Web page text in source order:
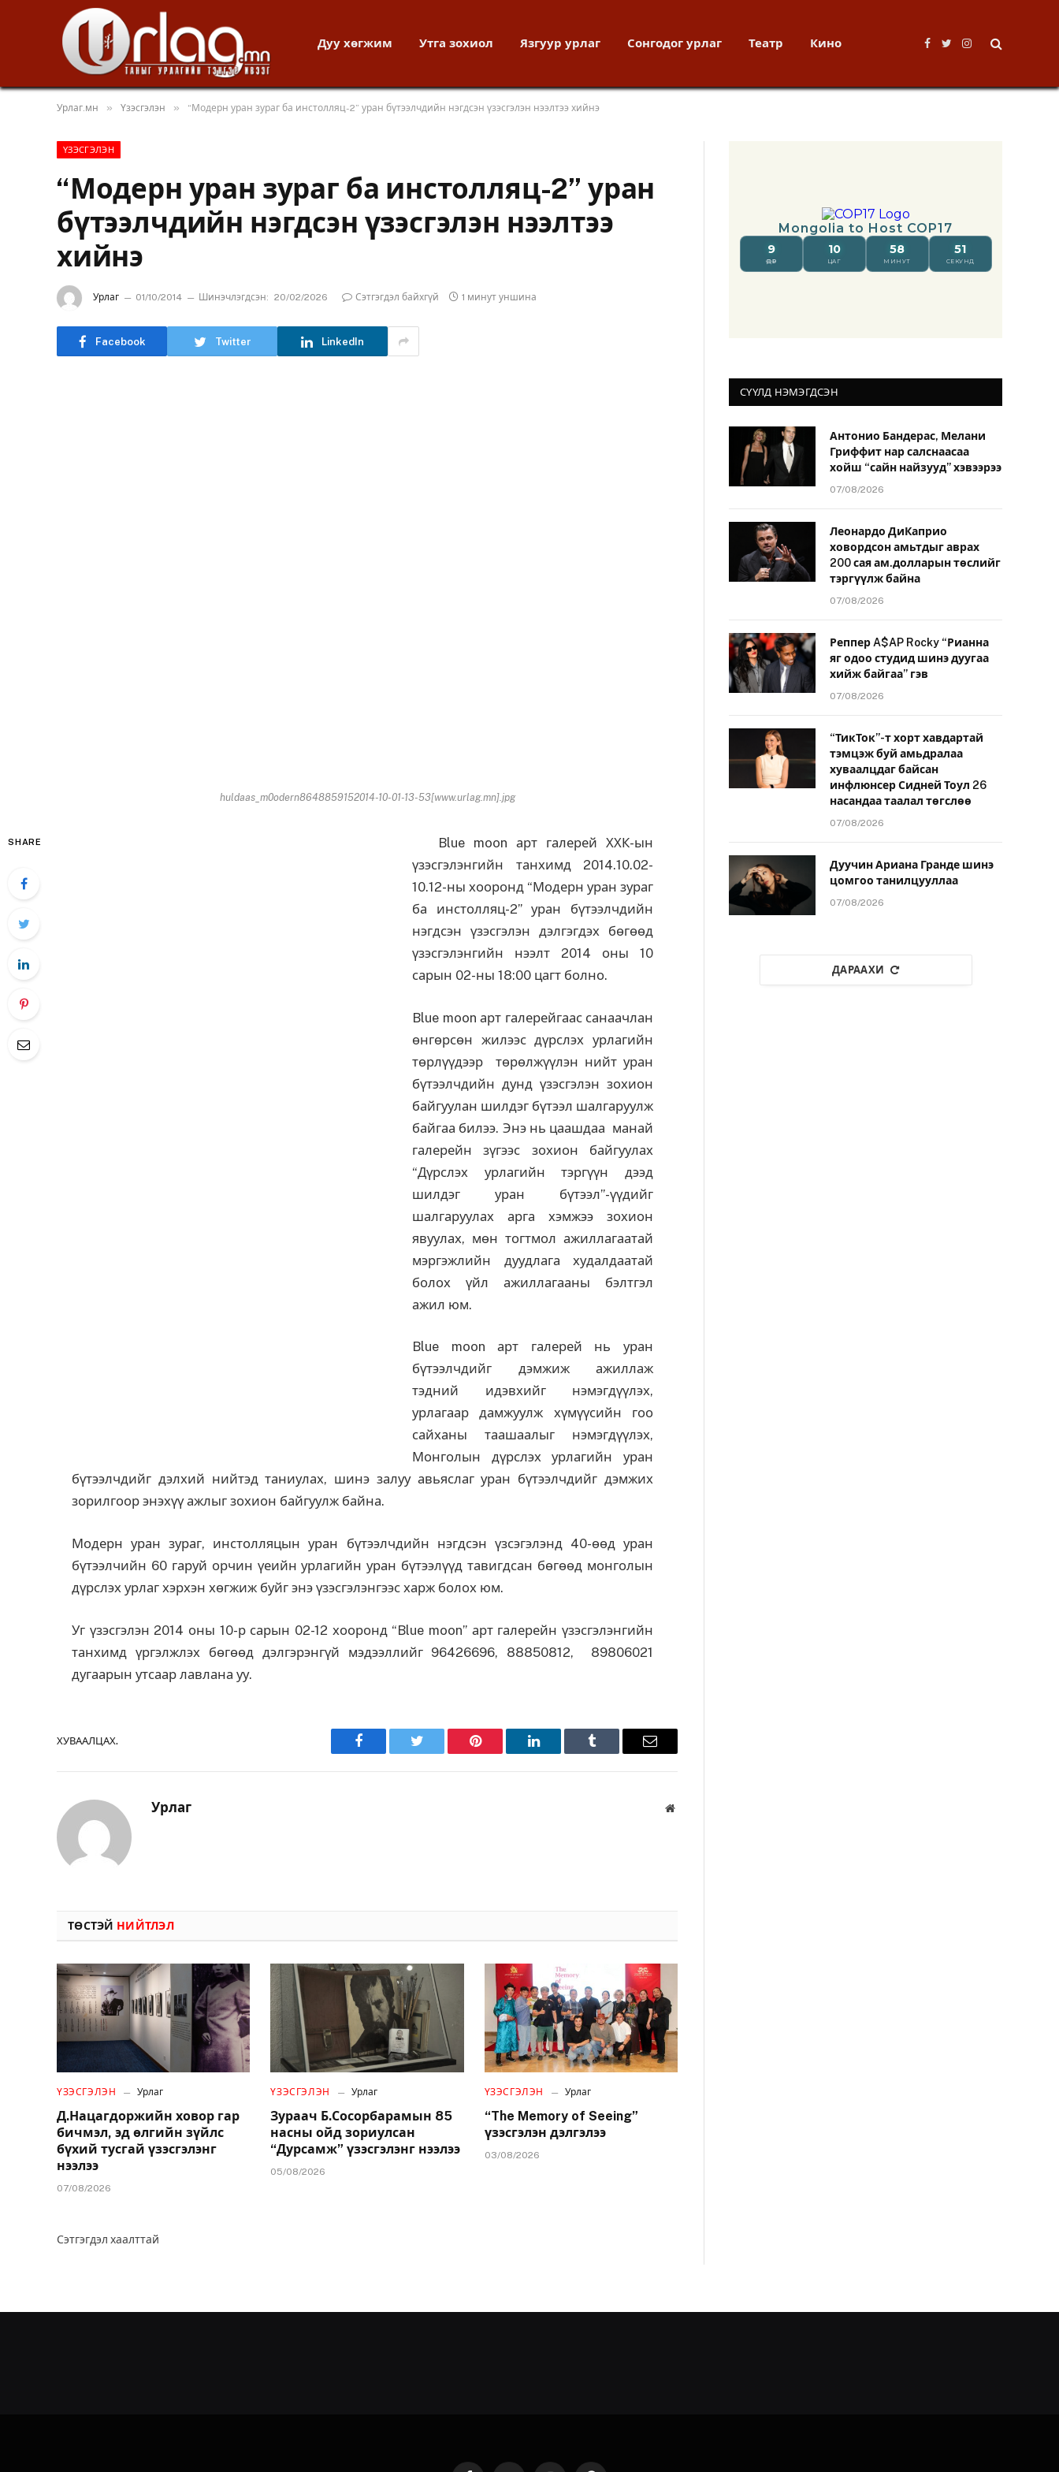
Дуу хөгжим Утга зохиол Язгуур урлаг Сонгодог урлаг Театр Кино
Facebook
TwitterInstagram
Урлаг.мн » Үзэсгэлэн » “Модерн уран зураг ба инстолляц-2” уран бүтээлчдийн нэгдсэн үзэсгэлэн нээлтээ хийнэ
ҮЗЭСГЭЛЭН
“Модерн уран зураг ба инстолляц-2” уран
бүтээлчдийн нэгдсэн үзэсгэлэн нээлтээ
хийнэ
Урлаг 01/10/2014 Шинэчлэгдсэн: 20/02/2026 Сэтгэгдэл байхгүй 1 минут уншина
Facebook Twitter LinkedIn
huldaas_m0odern8648859152014-10-01-13-53[www.urlag.mn].jpg
SHARE
Blue moon арт галерей ХХК-ын
үзэсгэлэнгийн танхимд 2014.10.02-
10.12-ны хооронд “Модерн уран зураг
ба инстолляц-2” уран бүтээлчдийн
нэгдсэн үзэсгэлэн дэлгэгдэх бөгөөд
үзэсгэлэнгийн нээлт 2014 оны 10
сарын 02-ны 18:00 цагт болно.
Blue moon арт галерейгаас санаачлан
өнгөрсөн жилээс дүрслэх урлагийн
төрлүүдээр төрөлжүүлэн нийт уран
бүтээлчдийн дунд үзэсгэлэн зохион
байгуулан шилдэг бүтээл шалгаруулж
байгаа билээ. Энэ нь цаашдаа манай
галерейн зүгээс зохион байгуулах
“Дүрслэх урлагийн тэргүүн дээд
шилдэг уран бүтээл”-үүдийг
шалгаруулах арга хэмжээ зохион
явуулах, мөн тогтмол ажиллагаатай
мэргэжлийн дуудлага худалдаатай
болох үйл ажиллагааны бэлтгэл
ажил юм.
Blue moon арт галерей нь уран
бүтээлчдийг дэмжиж ажиллаж
тэдний идэвхийг нэмэгдүүлэх,
урлагаар дамжуулж хүмүүсийн гоо
сайханы таашаалыг нэмэгдүүлэх,
Монголын дүрслэх урлагийн уран
бүтээлчдийг дэлхий нийтэд таниулах, шинэ залуу авьяслаг уран бүтээлчдийг дэмжих
зорилгоор энэхүү ажлыг зохион байгуулж байна.
Модерн уран зураг, инстолляцын уран бүтээлчдийн нэгдсэн үзсэгэлэнд 40-өөд уран
бүтээлчийн 60 гаруй орчин үеийн урлагийн уран бүтээлүүд тавигдсан бөгөөд монголын
дүрслэх урлаг хэрхэн хөгжиж буйг энэ үзэсгэлэнгээс харж болох юм.
Уг үзэсгэлэн 2014 оны 10-р сарын 02-12 хооронд “Blue moon” арт галерейн үзэсгэлэнгийн
танхимд үргэлжлэх бөгөөд дэлгэрэнгүй мэдээллийг 96426696, 88850812, 89806021
дугаарын утсаар лавлана уу.
ХУВААЛЦАХ.
Facebook Twitter Pinterest LinkedIn Tumblr Имэйл
Урлаг Вэбсайт
ТӨСТЭЙ НИЙТЛЭЛ
ҮЗЭСГЭЛЭН Урлаг
Д.Нацагдоржийн ховор гар
бичмэл, эд өлгийн зүйлс
бүхий тусгай үзэсгэлэнг
нээлээ
07/08/2026
ҮЗЭСГЭЛЭН Урлаг
Зураач Б.Сосорбарамын 85
насны ойд зориулсан
“Дурсамж” үзэсгэлэнг нээлээ
05/08/2026
ҮЗЭСГЭЛЭН Урлаг
“The Memory of Seeing”
үзэсгэлэн дэлгэлээ
03/08/2026
Сэтгэгдэл хаалттай
СҮҮЛД НЭМЭГДСЭН
Антонио Бандерас, Мелани
Гриффит нар салснаасаа
хойш “сайн найзууд” хэвээрээ
07/08/2026
Леонардо ДиКаприо
ховордсон амьтдыг аврах
200 сая ам.долларын төслийг
тэргүүлж байна
07/08/2026
Реппер A$AP Rocky “Рианна
яг одоо студид шинэ дуугаа
хийж байгаа” гэв
07/08/2026
“ТикТок”-т хорт хавдартай
тэмцэж буй амьдралаа
хуваалцдаг байсан
инфлюнсер Сидней Тоул 26
насандаа таалал төгслөө
07/08/2026
Дуучин Ариана Гранде шинэ
цомгоо танилцууллаа
07/08/2026
ДАРААХИ